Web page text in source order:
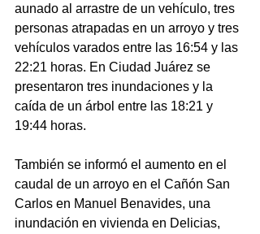
aunado al arrastre de un vehículo, tres
personas atrapadas en un arroyo y tres
vehículos varados entre las 16:54 y las
22:21 horas. En Ciudad Juárez se
presentaron tres inundaciones y la
caída de un árbol entre las 18:21 y
19:44 horas.
También se informó el aumento en el
caudal de un arroyo en el Cañón San
Carlos en Manuel Benavides, una
inundación en vivienda en Delicias,